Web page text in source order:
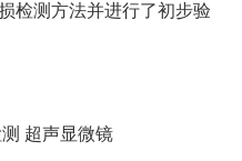
检测方法并进行了初步验
超声显微镜